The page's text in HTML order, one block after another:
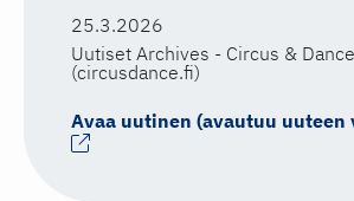
25.3.2026
Uutiset Archives - Circus &
(circusdance.fi)
Avaa uutinen (avautuu uuteen